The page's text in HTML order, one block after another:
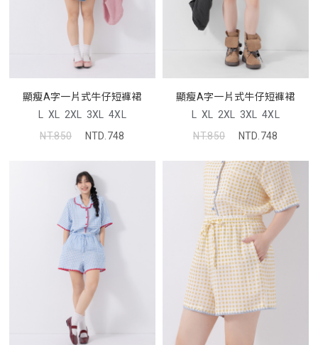
顯瘦A字一片式牛仔短褲裙
L XL 2XL 3XL 4XL
NT.850
NTD.748
顯瘦A字一片式牛仔短褲裙
L XL 2XL 3XL 4XL
NT.850
NTD.748